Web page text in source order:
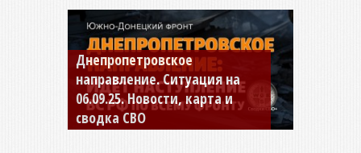
Константиновское
направление. Ситуация на
04.09.25 Новости, карта и
сводка СВО